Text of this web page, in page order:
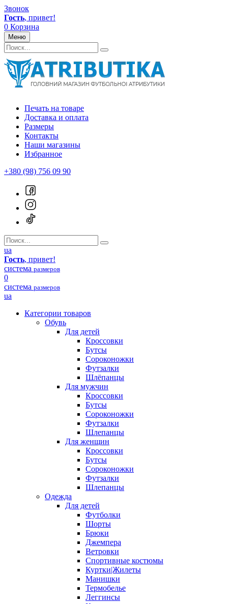
Звонок
Гость, привет!
0 Корзина
Меню
Печать на товаре
Доставка и оплата
Размеры
Контакты
Наши магазины
Избранное
+380 (98) 756 09 90
ua
Гость, привет!
система размеров
0
система размеров
ua
Категории товаров
Обувь
Для детей
Кроссовки
Бутсы
Сороконожки
Футзалки
Шлёпанцы
Для мужчин
Кроссовки
Бутсы
Сороконожки
Футзалки
Шлепанцы
Для женщин
Кроссовки
Бутсы
Сороконожки
Футзалки
Шлепанцы
Одежда
Для детей
Футболки
Шорты
Брюки
Джемпера
Ветровки
Спортивные костюмы
Куртки|Жилеты
Манишки
Термобелье
Леггинсы